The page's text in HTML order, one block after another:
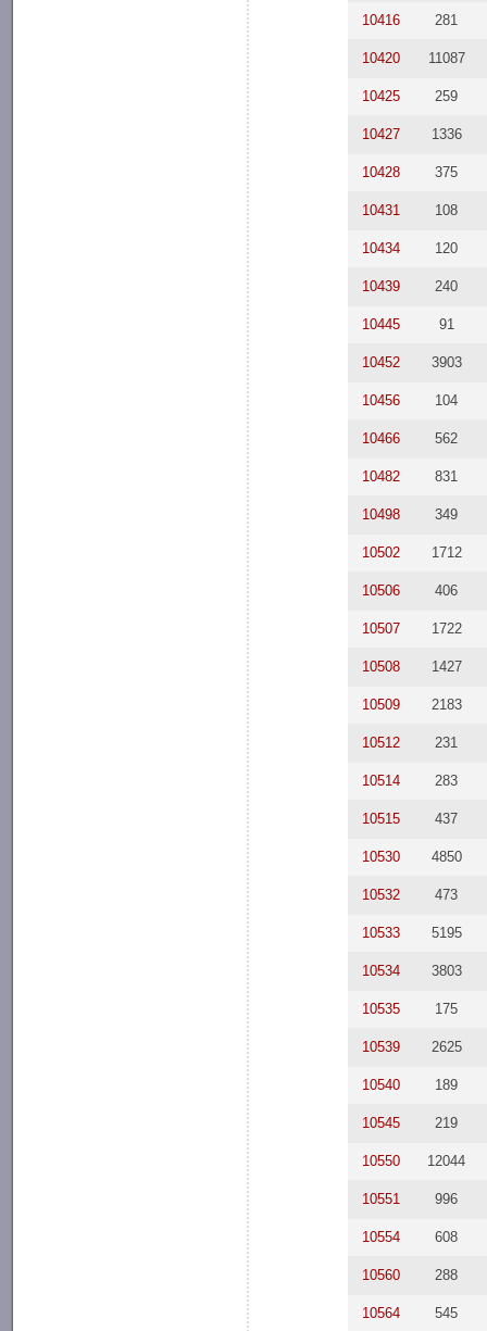
10416 281
10420 11087
10425 259
10427 1336
10428 375
10431 108
10434 120
10439 240
10445 91
10452 3903
10456 104
10466 562
10482 831
10498 349
10502 1712
10506 406
10507 1722
10508 1427
10509 2183
10512 231
10514 283
10515 437
10530 4850
10532 473
10533 5195
10534 3803
10535 175
10539 2625
10540 189
10545 219
10550 12044
10551 996
10554 608
10560 288
10564 545